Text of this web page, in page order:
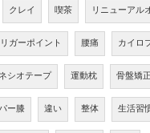
クレイ 喫茶 リニューアル
リガーポイント 腰痛 カイロ
シオテープ 運動枕 骨盤矯
ー膝 違い 整体 生活習